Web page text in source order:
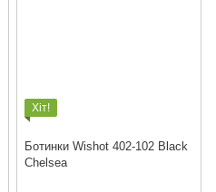
Хіт!
Ботинки Wishot 402-102 Black
Chelsea